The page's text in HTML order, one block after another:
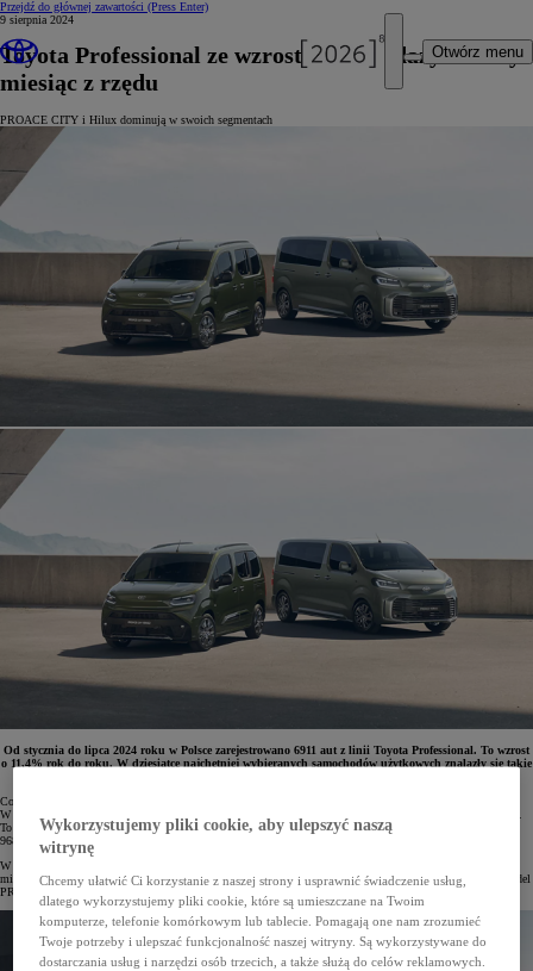
Przejdź do głównej zawartości (Press Enter)
Otwórz menu
9 sierpnia 2024
Toyota Professional ze wzrostem sprzedaży siódmy
miesiąc z rzędu
PROACE CITY i Hilux dominują w swoich segmentach
Od stycznia do lipca 2024 roku w Polsce zarejestrowano 6911 aut z linii Toyota Professional. To wzrost
o 11,4% rok do roku. W dziesiątce najchętniej wybieranych samochodów użytkowych znalazły się takie
Coraz większą popularnością wśród klientów w Polsce cieszą się modele z rodziny Toyota Professional.
W pierwszych siedmiu miesiącach 2024 roku w naszym kraju zarejestrowano 6911 aut użytkowych tej marki.
To o 11,4% więcej niż w analogicznym okresie poprzedniego roku. Tylko w lipcu na drogi wyjechało
968 nowych samochodów (+9% r/r).
W dziesiątce najpopularniejszych pojazdów użytkowych (biorąc pod uwagę dane od początku roku) drugie
miejsce zajęła Toyota PROACE CITY, a ósmą pozycję – PROACE. Z kolei w klasyfikacji Top 10 lipca model
PROACE CITY był drugim najczęściej rejestrowanym autem, a PROACE dziesiątym.
Wykorzystujemy pliki cookie, aby ulepszyć naszą
witrynę
Chcemy ułatwić Ci korzystanie z naszej strony i usprawnić świadczenie usług,
dlatego wykorzystujemy pliki cookie, które są umieszczane na Twoim
komputerze, telefonie komórkowym lub tablecie. Pomagają one nam zrozumieć
Twoje potrzeby i ulepszać funkcjonalność naszej witryny. Są wykorzystywane do
dostarczania usług i narzędzi osób trzecich, a także służą do celów reklamowych.